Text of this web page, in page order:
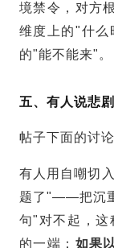
境禁令，对方
维度上的"什么
的"能不能来"。
五、有人说悲
帖子下面的讨
有人用自嘲切
题了"——把沉
句"对不起，这
的一端： 如果